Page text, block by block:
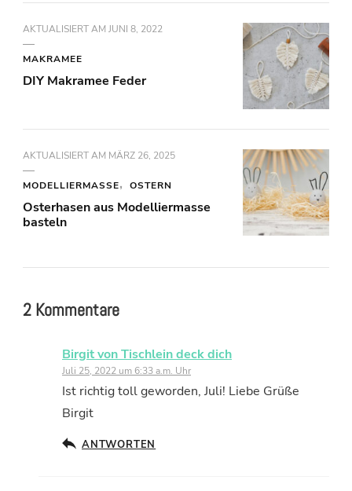
AKTUALISIERT AM JUNI 8, 2022
MAKRAMEE
DIY Makramee Feder
AKTUALISIERT AM MÄRZ 26, 2025
MODELLIERMASSE OSTERN
Osterhasen aus Modelliermasse
basteln
2 Kommentare
Birgit von Tischlein deck dich
Juli 25, 2022 um 6:33 a.m. Uhr
Ist richtig toll geworden, Juli! Liebe Grüße
Birgit
ANTWORTEN